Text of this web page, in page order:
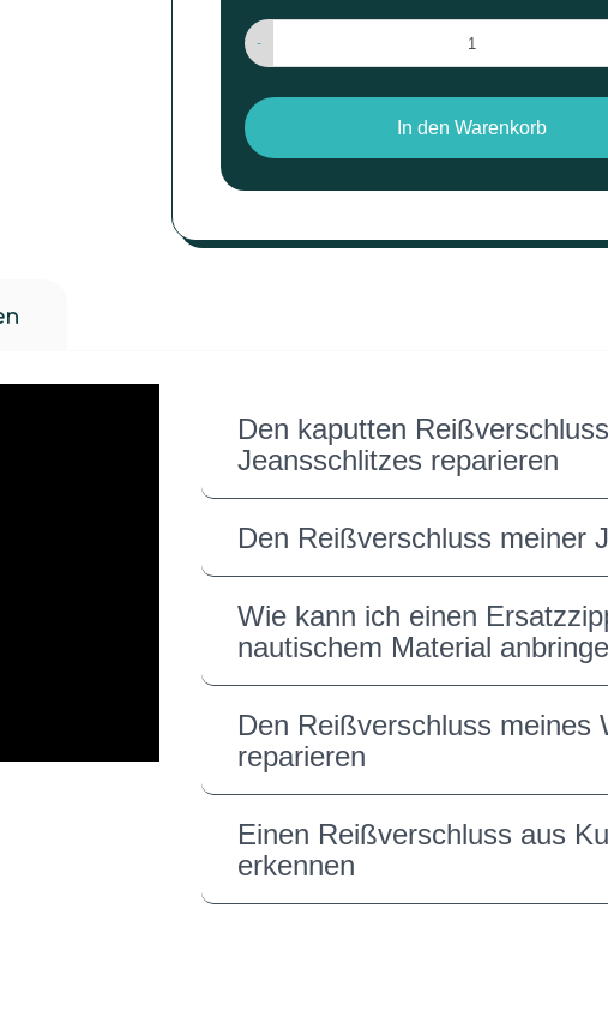
-
In den Warenkorb
Den kaputten
Jeansschlitzes reparieren
Den Reißverschluss meiner
Wie kann ich einen
nautischem Material
Den Reißverschluss meines
reparieren
Einen Reißverschluss aus
erkennen